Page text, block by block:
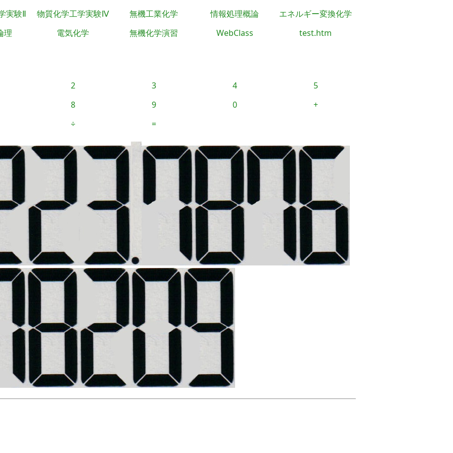
実験Ⅱ 物質化学工学実験Ⅳ 無機工業化学 情報処理概論
エネルギー変換化学
理
電気化学 無機化学演習 WebClass test.htm
2 3 4
5
8
9 0
+
÷
=